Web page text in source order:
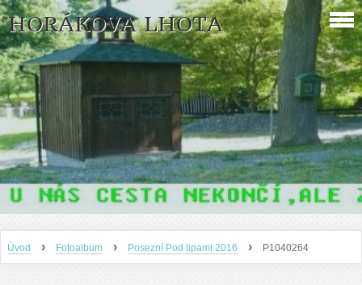
HORÁKOVA LHOTA
Úvod › Fotoalbum › Posezní Pod lipami 2016 › P1040264